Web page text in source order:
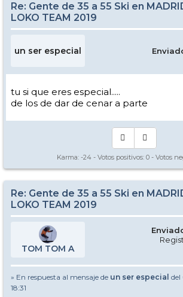
Re: Gente de 35 a 55 Ski en
LOKO TEAM 2019
un ser especial
tu si que eres especial.....
de los de dar de cenar a parte
Karma: -24 - Votos positivos: 0 - Votos
Re: Gente de 35 a 55 Ski en
LOKO TEAM 2019
TOM TOM A
» En respuesta al mensaje de un ser especial del
18:31